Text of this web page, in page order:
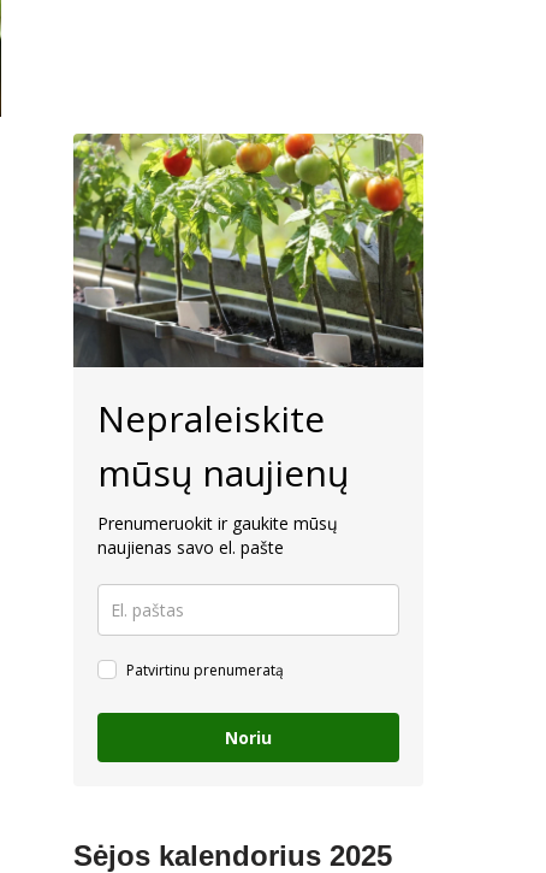
Nepraleiskite
mūsų naujienų
Prenumeruokit ir gaukite mūsų
naujienas savo el. pašte
Patvirtinu prenumeratą
Noriu
Sėjos kalendorius 2025